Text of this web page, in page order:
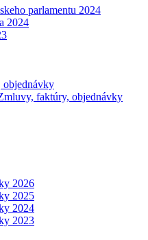
parlamentu 2024
2024
objednávky
faktúry, objednávky
2026
2025
2024
2023